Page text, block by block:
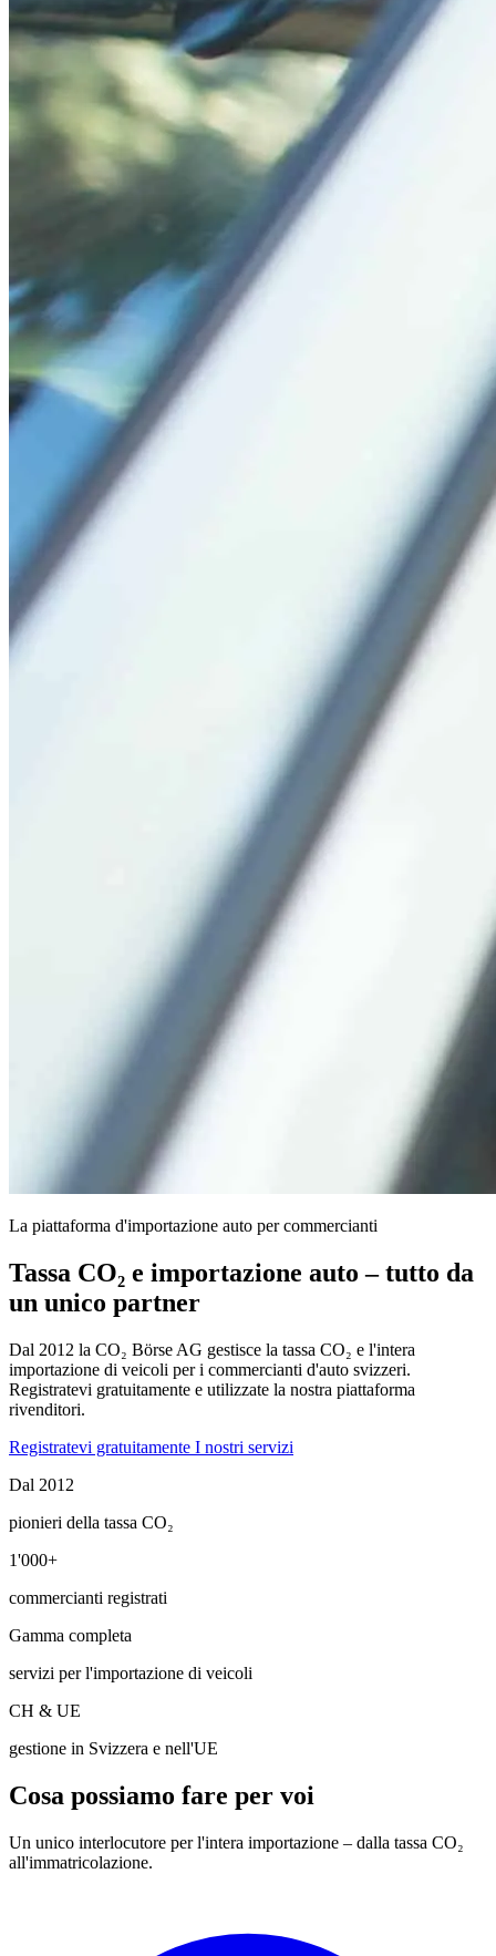
La piattaforma d'importazione auto per commercianti
Tassa CO₂ e importazione auto – tutto da
un unico partner
Dal 2012 la CO₂ Börse AG gestisce la tassa CO₂ e l'intera
importazione di veicoli per i commercianti d'auto svizzeri.
Registratevi gratuitamente e utilizzate la nostra piattaforma
rivenditori.
Registratevi gratuitamente I nostri servizi
Dal 2012
pionieri della tassa CO₂
1'000+
commercianti registrati
Gamma completa
servizi per l'importazione di veicoli
CH & UE
gestione in Svizzera e nell'UE
Cosa possiamo fare per voi
Un unico interlocutore per l'intera importazione – dalla tassa CO₂
all'immatricolazione.